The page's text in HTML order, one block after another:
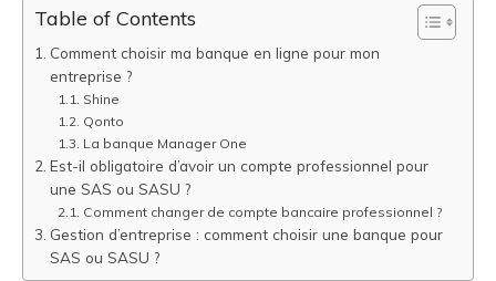
Table of Contents
Comment choisir ma banque en ligne pour mon
entreprise ?
Shine
Qonto
La banque Manager One
Est-il obligatoire d’avoir un compte professionnel pour
une SAS ou SASU ?
Comment changer de compte bancaire professionnel ?
Gestion d’entreprise : comment choisir une banque pour
SAS ou SASU ?